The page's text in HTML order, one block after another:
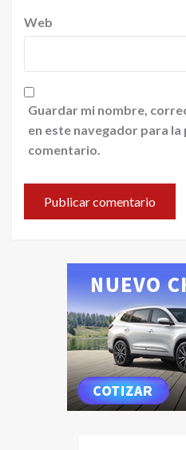
Web
Guardar mi nombre,
en este navegador para la
comentario.